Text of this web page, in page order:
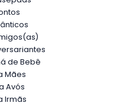
de Bebê
Mães
Avós
Irmãs